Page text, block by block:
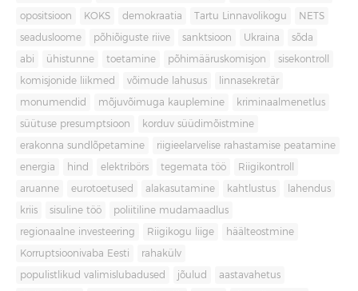
opositsioon KOKS demokraatia Tartu Linnavolikogu NETS
seadusloome põhiõiguste riive sanktsioon Ukraina sõda
abi ühistunne toetamine põhimääruskomisjon sisekontroll
komisjonide liikmed võimude lahusus linnasekretär
monumendid mõjuvõimuga kauplemine kriminaalmenetlus
süütuse presumptsioon korduv süüdimõistmine
erakonna sundlõpetamine riigieelarvelise rahastamise peatamine
energia hind elektribörs tegemata töö Riigikontroll
aruanne eurotoetused alakasutamine kahtlustus lahendus
kriis sisuline töö poliitiline mudamaadlus
regionaalne investeering Riigikogu liige häälteostmine
Korruptsioonivaba Eesti rahakülv
populistlikud valimislubadused jõulud aastavahetus